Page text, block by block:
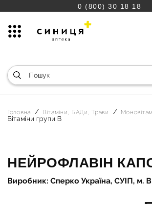
0 (800) 30 18 18
Головна Вітаміни, БАДи, Трави
Вітаміни групи В
НЕЙРОФЛАВІН
Виробник: Сперко Україна, СУІП, м.